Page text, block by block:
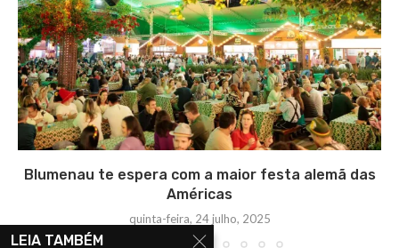
Blumenau te espera com a maior festa alemã das
Américas
quinta-feira, 24 julho, 2025
LEIA TAMBÉM